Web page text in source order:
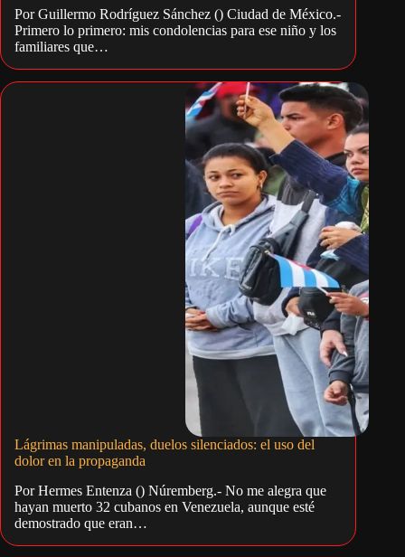
Por Guillermo Rodríguez Sánchez () Ciudad de México.-
Primero lo primero: mis condolencias para ese niño y los
familiares que…
Lágrimas manipuladas, duelos silenciados: el uso del
dolor en la propaganda
Por Hermes Entenza () Núremberg.- No me alegra que
hayan muerto 32 cubanos en Venezuela, aunque esté
demostrado que eran…